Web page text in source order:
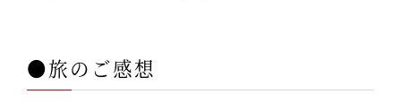
●旅のご感想